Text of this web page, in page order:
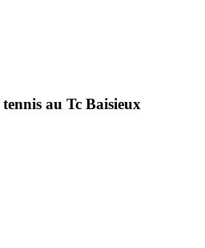
tennis au Tc Baisieux